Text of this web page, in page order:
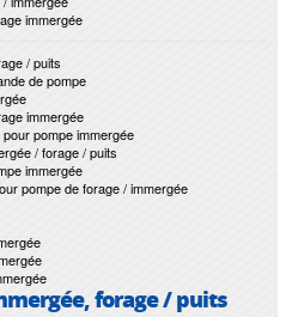
immergée
/ puits
de pompe
immergée
pompe immergée
/ forage / puits
immergée
pompe de forage / immergée
forage / puits